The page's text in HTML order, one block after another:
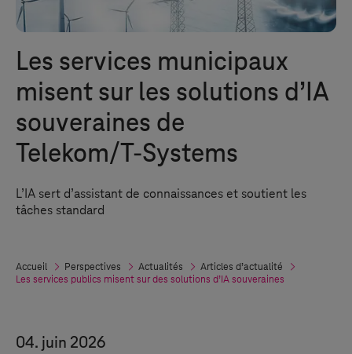
Les services municipaux
misent sur les solutions d’IA
souveraines de
Telekom/T-Systems
L’IA sert d’assistant de connaissances et soutient les
tâches standard
Accueil Perspectives Actualités
Articles d’actualité
Les services publics misent sur des solutions d’IA souveraines
04. juin 2026